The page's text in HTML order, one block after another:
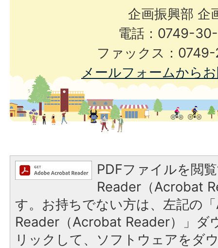
企画振興部 企
電話：0749-
ファックス：
メールフォームから
PDFファイルを閲
Reader（Acrobat
す。お持ちでない方は、左記の
Reader（Acrobat Reader）」ダ
リックして、ソフトウェアをダ